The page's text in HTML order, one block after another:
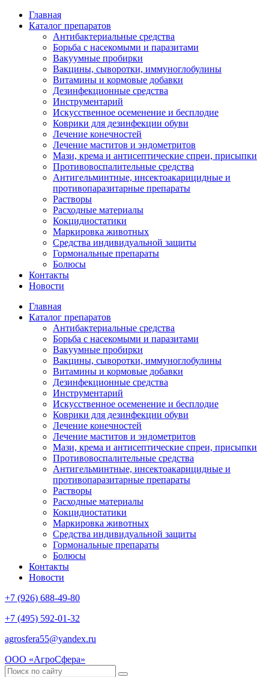
Главная
Каталог препаратов
Антибактериальные средства
Борьба с насекомыми и паразитами
Вакуумные пробирки
Вакцины, сыворотки, иммуноглобулины
Витамины и кормовые добавки
Дезинфекционные средства
Инструментарий
Искусственное осеменение и бесплодие
Коврики для дезинфекции обуви
Лечение конечностей
Лечение маститов и эндометритов
Мази, крема и антисептические спреи, присыпки
Противовоспалительные средства
Антигельминтные, инсектоакарицидные и
противопаразитарные препараты
Растворы
Расходные материалы
Кокцидиостатики
Маркировка животных
Средства индивидуальной защиты
Гормональные препараты
Болюсы
Контакты
Новости
Главная
Каталог препаратов
Антибактериальные средства
Борьба с насекомыми и паразитами
Вакуумные пробирки
Вакцины, сыворотки, иммуноглобулины
Витамины и кормовые добавки
Дезинфекционные средства
Инструментарий
Искусственное осеменение и бесплодие
Коврики для дезинфекции обуви
Лечение конечностей
Лечение маститов и эндометритов
Мази, крема и антисептические спреи, присыпки
Противовоспалительные средства
Антигельминтные, инсектоакарицидные и
противопаразитарные препараты
Растворы
Расходные материалы
Кокцидиостатики
Маркировка животных
Средства индивидуальной защиты
Гормональные препараты
Болюсы
Контакты
Новости
+7 (926) 688-49-80
+7 (495) 592-01-32
agrosfera55@yandex.ru
ООО «АгроСфера»